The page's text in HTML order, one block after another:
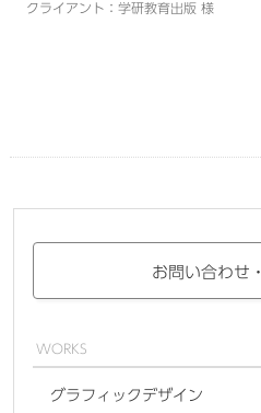
クライアント：学研教育出版 様
お問い合わせ・
WORKS
グラフィックデザイン